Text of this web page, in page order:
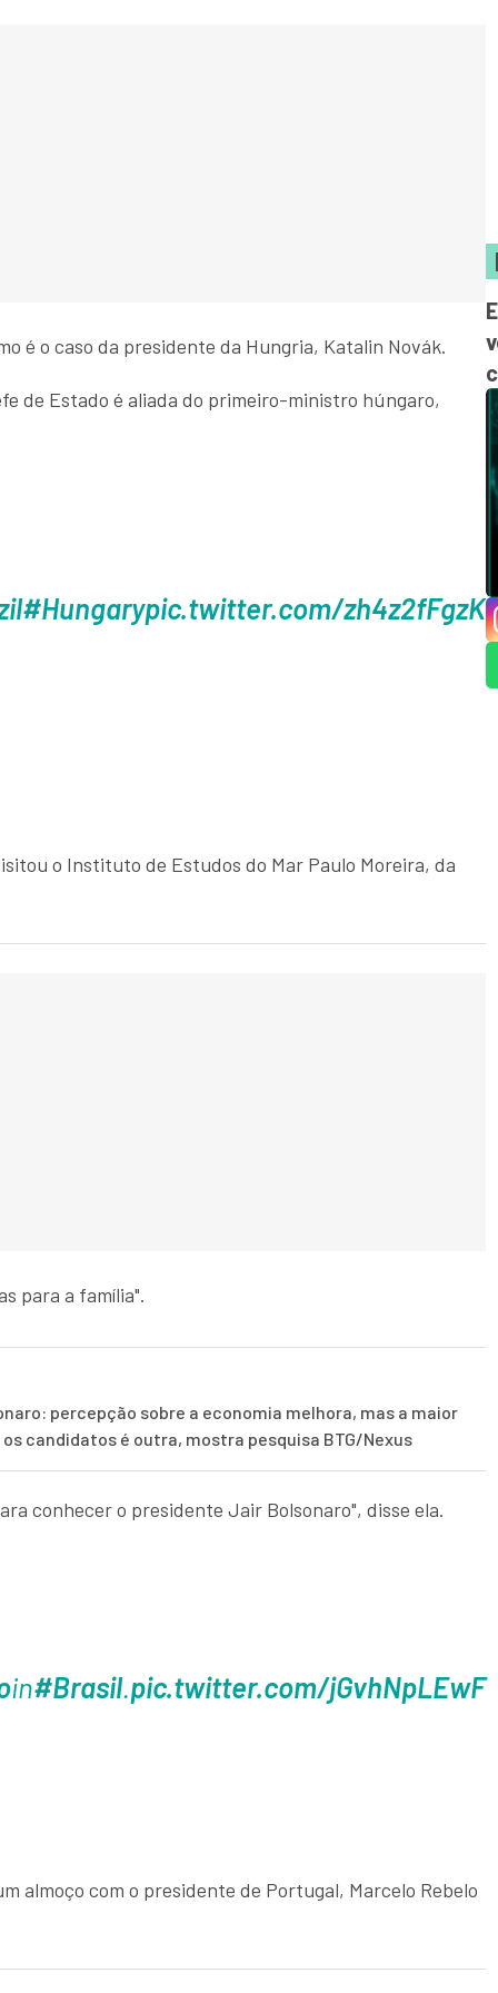
é o caso da presidente da Hungria, Katalin Novák.
de Estado é aliada do primeiro-ministro húngaro,
#Hungarypic.twitter.com/zh4z2fFgzK
o Instituto de Estudos do Mar Paulo Moreira, da
para a família".
percepção sobre a economia melhora, mas a maior
candidatos é outra, mostra pesquisa BTG/Nexus
conhecer o presidente Jair Bolsonaro", disse ela.
in#Brasil.pic.twitter.com/jGvhNpLEwF
almoço com o presidente de Portugal, Marcelo Rebelo